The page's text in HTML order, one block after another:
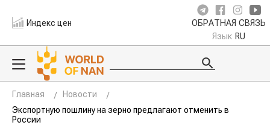
Индекс цен ОБРАТНАЯ СВЯЗЬ
Язык RU
Главная
Новости
Экспортную пошлину на зерно предлагают отменить в
России